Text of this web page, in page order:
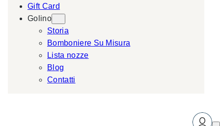
Gift Card
Golino
Storia
Bomboniere Su Misura
Lista nozze
Blog
Contatti